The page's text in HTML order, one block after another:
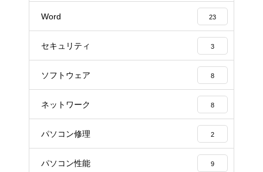
Word 23
セキュリティ 3
ソフトウェア 8
ネットワーク 8
パソコン修理 2
パソコン性能 9